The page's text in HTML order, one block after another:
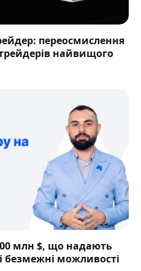
переосмислення
найвищого
млн $, що надають
безмежні можливості